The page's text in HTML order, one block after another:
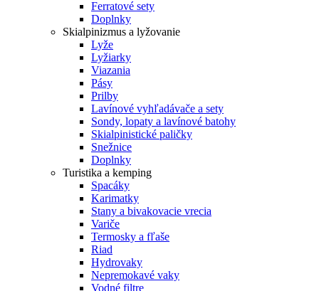
Ferratové sety
Doplnky
Skialpinizmus a lyžovanie
Lyže
Lyžiarky
Viazania
Pásy
Prilby
Lavínové vyhľadávače a sety
Sondy, lopaty a lavínové batohy
Skialpinistické paličky
Snežnice
Doplnky
Turistika a kemping
Spacáky
Karimatky
Stany a bivakovacie vrecia
Variče
Termosky a fľaše
Riad
Hydrovaky
Nepremokavé vaky
Vodné filtre